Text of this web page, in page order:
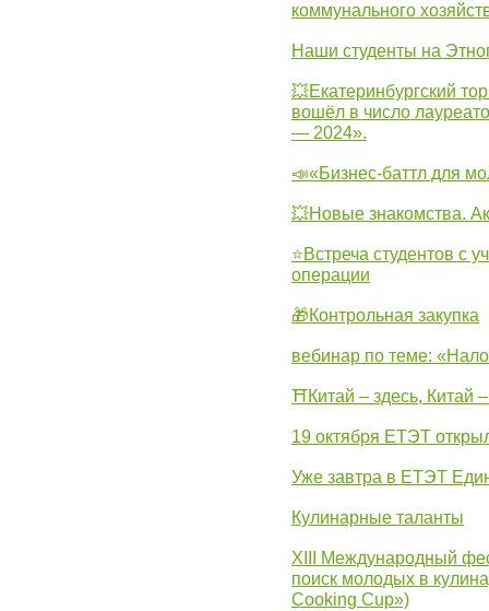
коммунального
Наши студенты на
💥Екатеринбургский
вошёл в число
— 2024».
📣«Бизнес-баттл для
💥Новые знакомства.
⭐Встреча студентов с
операции
🎁Контрольная закупка
вебинар по теме:
⛩Китай – здесь, Китай
19 октября ЕТЭТ
Уже завтра в ЕТЭТ
Кулинарные таланты
XIII Международный
поиск молодых в
Cooking Cup»)